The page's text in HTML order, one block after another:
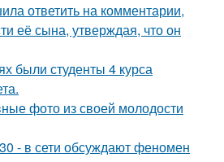
ответить на комментарии,
её сына, утверждая, что он
были студенты 4 курса
фото из своей молодости
- в сети обсуждают феномен